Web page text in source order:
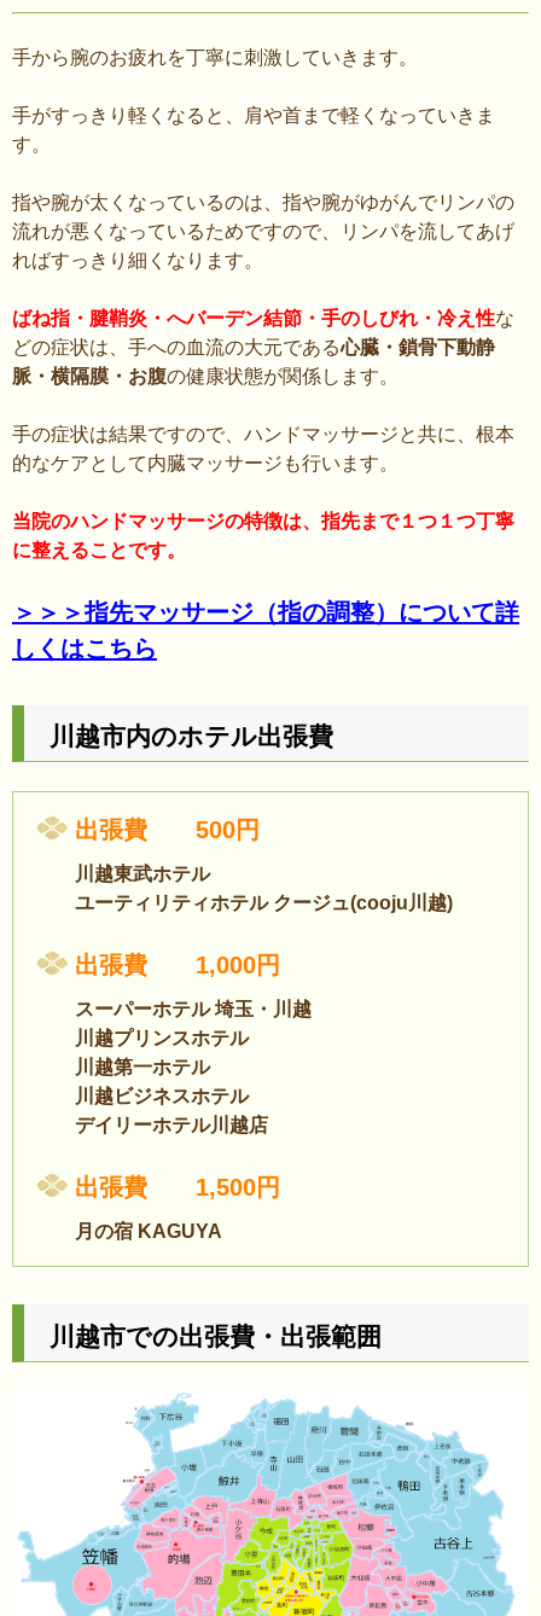
手から腕のお疲れを丁寧に刺激していきます。
手がすっきり軽くなると、肩や首まで軽くなっていきま
す。
指や腕が太くなっているのは、指や腕がゆがんでリンパの
流れが悪くなっているためですので、リンパを流してあげ
ればすっきり細くなります。
ばね指・腱鞘炎・へバーデン結節・手のしびれ・冷え性な
どの症状は、手への血流の大元である心臓・鎖骨下動静
脈・横隔膜・お腹の健康状態が関係します。
手の症状は結果ですので、ハンドマッサージと共に、根本
的なケアとして内臓マッサージも行います。
当院のハンドマッサージの特徴は、指先まで１つ１つ丁寧
に整えることです。
＞＞＞指先マッサージ（指の調整）について詳
しくはこちら
川越市内のホテル出張費
出張費 500円
川越東武ホテル
ユーティリティホテル クージュ(cooju川越)
出張費 1,000円
スーパーホテル 埼玉・川越
川越プリンスホテル
川越第一ホテル
川越ビジネスホテル
デイリーホテル川越店
出張費 1,500円
月の宿 KAGUYA
川越市での出張費・出張範囲